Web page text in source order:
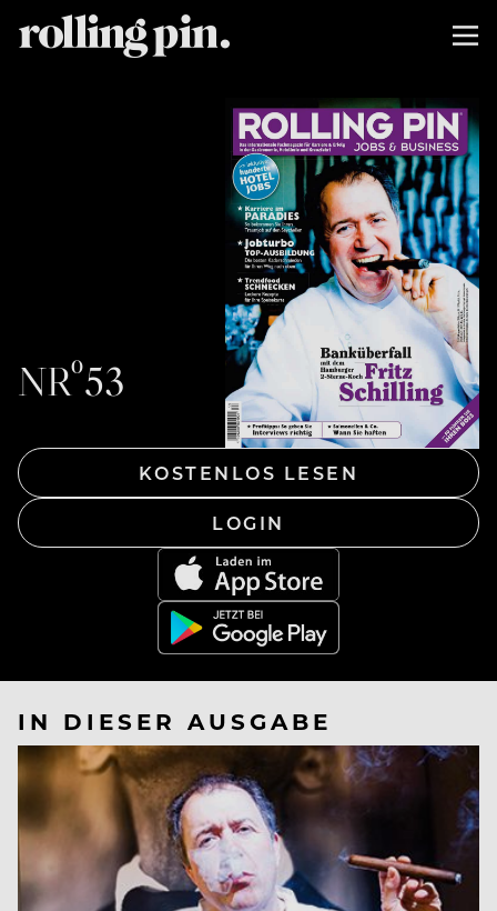
NRº53
KOSTENLOS LESEN
LOGIN
IN DIESER AUSGABE